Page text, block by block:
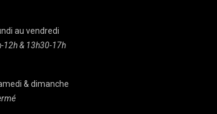
au vendredi
12h & 13h30-17h
& dimanche